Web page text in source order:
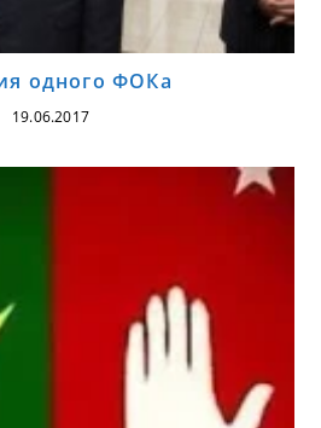
одного ФОКа
19.06.2017